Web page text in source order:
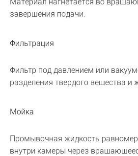
завершения подачи.
Фильтрация
Фильтр под давлением или
разделения твердого вещества и
Мойка
Промывочная жидкость
внутри камеры через